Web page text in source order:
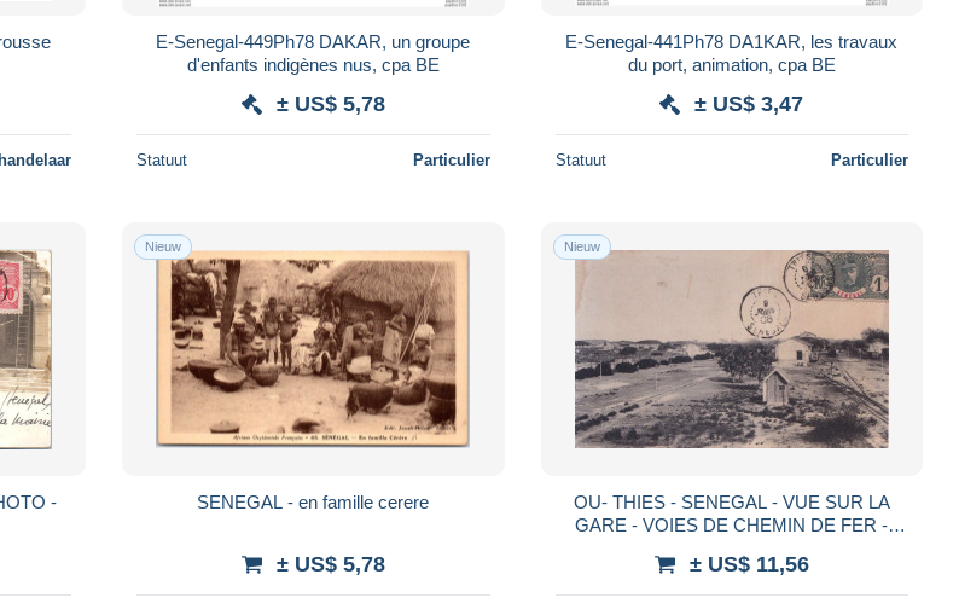
E-Senegal-449Ph78 DAKAR, un groupe
d'enfants indigènes nus, cpa BE
± US$ 5,78
Statuut Particulier
E-Senegal-441Ph78 DA1KAR, les travaux
du port, animation, cpa BE
± US$ 3,47
Statuut Particulier
-
Nieuw
SENEGAL - en famille cerere
± US$ 5,78
Nieuw
OU- THIES - SENEGAL - VUE SUR LA
GARE - VOIES DE CHEMIN DE FER -
SCANS )
± US$ 11,56